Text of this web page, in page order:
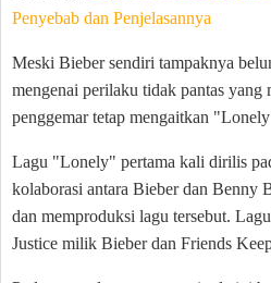
Penyebab dan Penjelasannya
Meski Bieber sendiri tampaknya
mengenai perilaku tidak pantas yang
penggemar tetap mengaitkan
Lagu "Lonely" pertama kali dirilis
kolaborasi antara Bieber dan Benny
dan memproduksi lagu tersebut.
Justice milik Bieber dan Friends